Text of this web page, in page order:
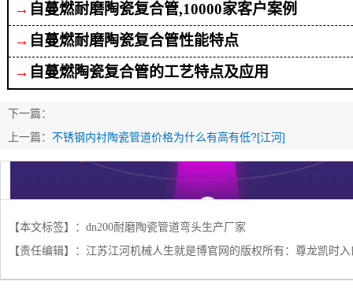
→ 自蔓燃耐磨陶瓷复合管,10000家客户案例
→ 自蔓燃耐磨陶瓷复合管性能特点
→ 自蔓燃陶瓷复合管的工艺特点及应用
下一篇：
上一篇： 不锈钢内衬陶瓷管道价格为什么有高有低?[江河]
【本文标签】： dn200耐磨陶瓷管道弯头生产厂家
【责任编辑】： 江苏江河机械人生就是博官网的版权所有： 尊龙凯时